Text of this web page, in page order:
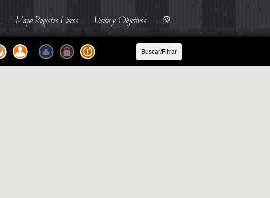
Mapa Registro Linces Visión y Objetivos @